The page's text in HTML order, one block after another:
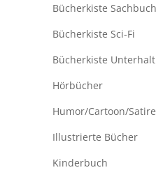
Bücherkiste
Bücherkiste Sci-Fi
Bücherkiste
Hörbücher
Humor/Cartoon/Satire
Illustrierte Bücher
Kinderbuch